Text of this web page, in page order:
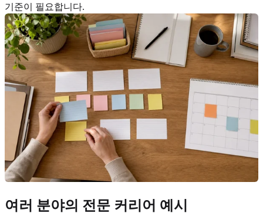
기준이 필요합니다.
여러 분야의 전문 커리어 예시